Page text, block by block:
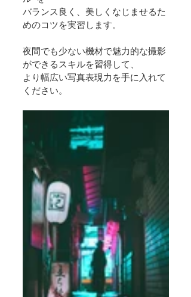
バランス良く、美しくなじませるた
めのコツを実習します。
夜間でも少ない機材で魅力的な撮影
ができるスキルを習得して、
より幅広い写真表現力を手に入れて
ください。